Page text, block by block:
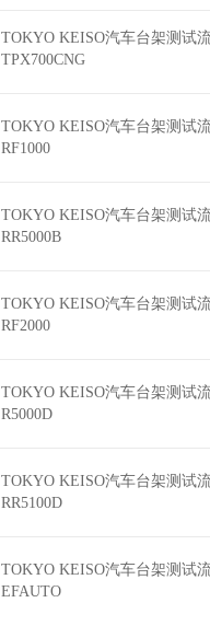
TOKYO KEISO汽车台架测试
TPX700CNG
TOKYO KEISO汽车台架测试
RF1000
TOKYO KEISO汽车台架测试
RR5000B
TOKYO KEISO汽车台架测试
RF2000
TOKYO KEISO汽车台架测试
R5000D
TOKYO KEISO汽车台架测试
RR5100D
TOKYO KEISO汽车台架测试
EFAUTO